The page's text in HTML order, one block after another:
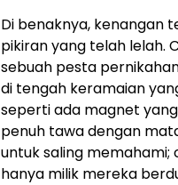
Di benaknya, kenangan
pikiran yang telah lelah.
sebuah pesta
di tengah keramaian
seperti ada magnet
penuh tawa dengan
untuk saling memahami;
hanya milik mereka